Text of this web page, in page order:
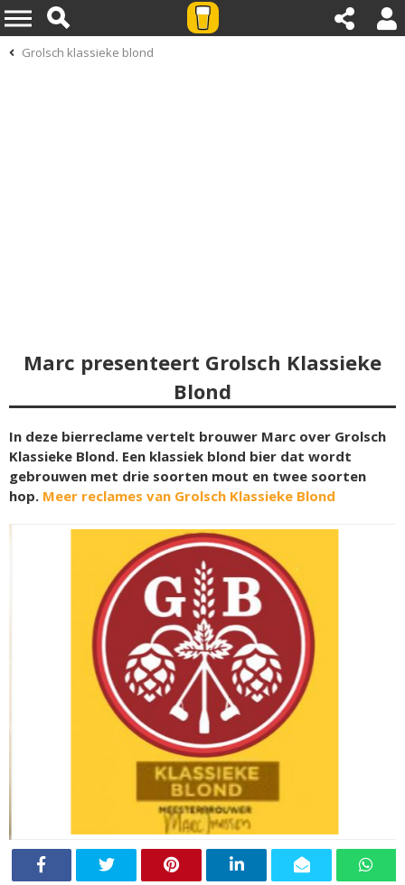
Grolsch klassieke blond
Marc presenteert Grolsch Klassieke
Blond
In deze bierreclame vertelt brouwer Marc over Grolsch
Klassieke Blond. Een klassiek blond bier dat wordt
gebrouwen met drie soorten mout en twee soorten
hop. Meer reclames van Grolsch Klassieke Blond